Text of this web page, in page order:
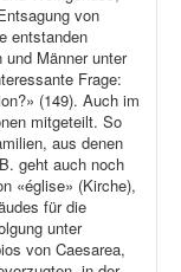
von
entstanden
Männer unter
Frage:
(149). Auch im
mitgeteilt. So
aus denen
geht auch noch
«église» (Kirche),
für die
unter
von Caesarea,